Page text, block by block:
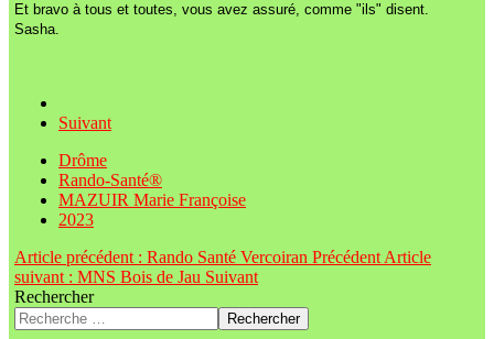
Et bravo à tous et toutes, vous avez assuré, comme "ils" disent.
Sasha.
Suivant
Drôme
Rando-Santé®
MAZUIR Marie Françoise
2023
Article précédent : Rando Santé Vercoiran Précédent Article
suivant : MNS Bois de Jau Suivant
Rechercher
Rechercher